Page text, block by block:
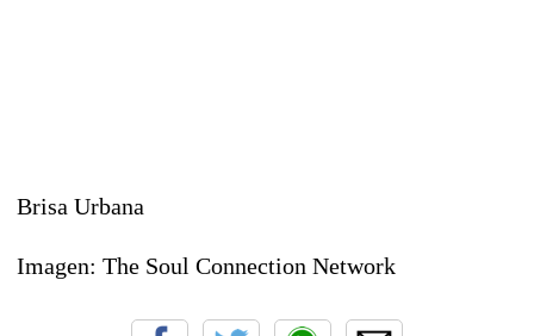
Brisa Urbana
Imagen: The Soul Connection Network